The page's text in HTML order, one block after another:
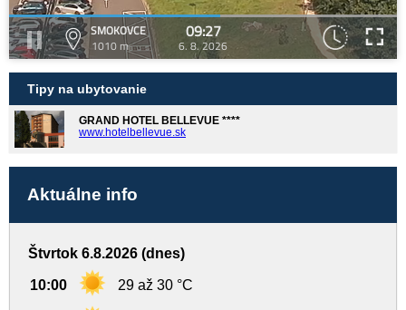
SMOKOVCE
1010 m
09:27
6. 8. 2026
Tipy na ubytovanie
GRAND HOTEL BELLEVUE ****
www.hotelbellevue.sk
Aktuálne info
Štvrtok 6.8.2026 (dnes)
10:00 29 až 30 °C